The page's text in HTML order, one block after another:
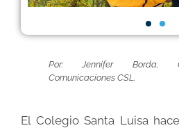
Por: Jennifer Borda,
Comunicaciones CSL.
El Colegio Santa Luisa